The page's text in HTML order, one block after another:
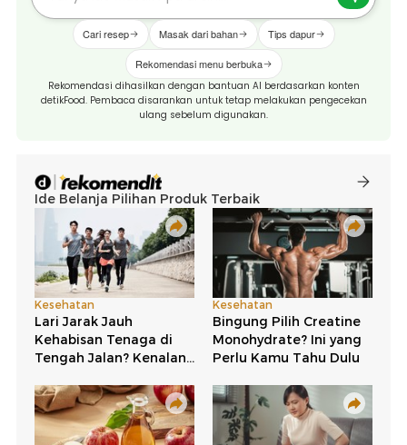
Cari resep Masak dari bahan Tips dapur
Rekomendasi menu berbuka
Rekomendasi dihasilkan dengan bantuan AI berdasarkan konten
detikFood. Pembaca disarankan untuk tetap melakukan pengecekan
ulang sebelum digunakan.